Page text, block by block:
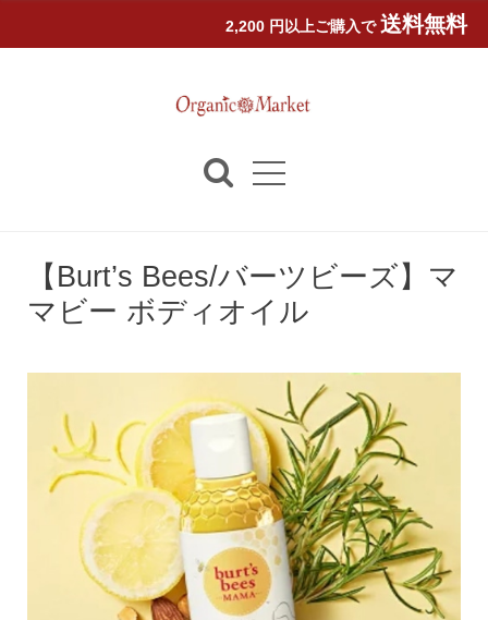
2,200 円以上ご購入で 送料無料
【Burt’s Bees/バーツビーズ】マ
マビー ボディオイル